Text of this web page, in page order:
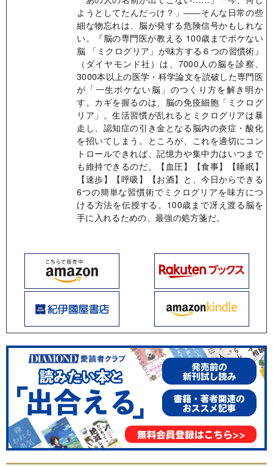
ようとしてたんだっけ？」――そんな日常の些
細な物忘れは、脳が発する危険信号かもしれな
い。『脳の専門医が教える 100歳までボケない
脳 「ミクログリア」が味方する６つの習慣術』
（ダイヤモンド社）は、7000人の脳を診察、
3000本以上の医学・科学論文を読破した専門医
が「一生ボケない脳」のつくり方を解き明か
す。カギを握るのは、脳の免疫細胞「ミクログ
リア」。生活習慣が乱れるとミクログリアは暴
走し、認知症の引き金となる脳内の炎症・酸化
を招いてしまう。ところが、これを適切にコン
トロールできれば、記憶力や集中力はいつまで
も維持できるのだ。【血圧】【食事】【睡眠】
【速歩】【呼吸】【お酒】と、今日からできる
6つの簡単な習慣術でミクログリアを味方につ
ける方法を伝授する。100歳まで冴え渡る脳を
手に入れるための、最強の処方箋だ。